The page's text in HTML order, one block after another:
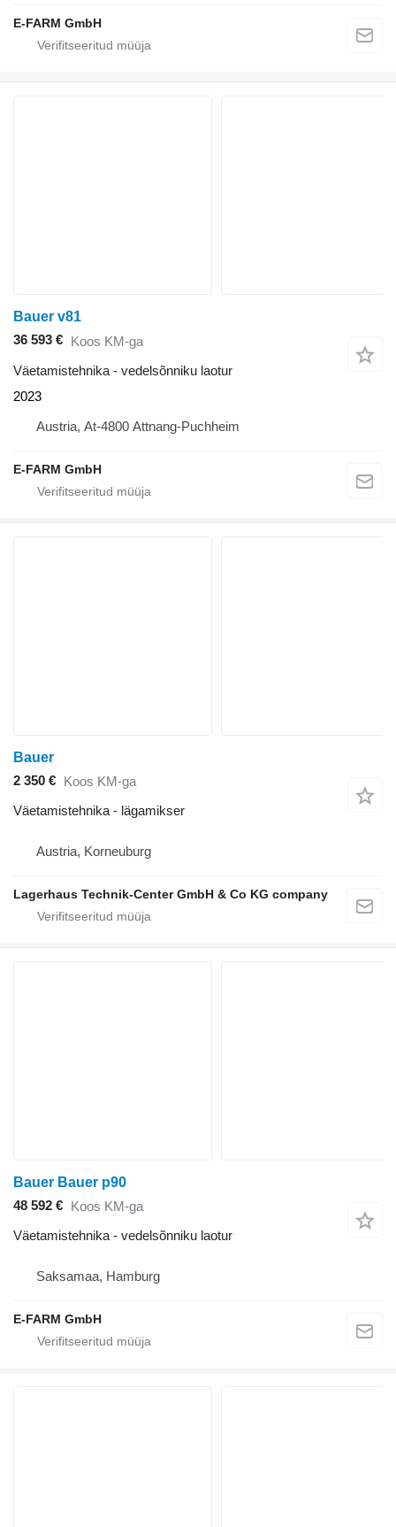
E-FARM GmbH
Bauer v81
36 593 € Koos KM-ga
Väetamistehnika - vedelsõnniku laotur
2023
Austria, At-4800 Attnang-Puchheim
E-FARM GmbH
Bauer
2 350 € Koos KM-ga
Väetamistehnika - lägamikser
Austria, Korneuburg
Lagerhaus Technik-Center GmbH & Co KG company
Bauer Bauer p90
48 592 € Koos KM-ga
Väetamistehnika - vedelsõnniku laotur
Saksamaa, Hamburg
E-FARM GmbH